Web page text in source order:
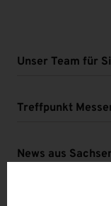
Unser Team für
Treffpunkt
News aus